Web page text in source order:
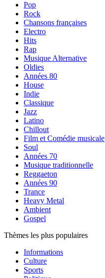
Pop
Rock
Chansons françaises
Electro
Hits
Rap
Musique Alternative
Oldies
Années 80
House
Indie
Classique
Jazz
Latino
Chillout
Film et Comédie musicale
Soul
Années 70
Musique traditionnelle
Reggaeton
Années 90
Trance
Heavy Metal
Ambient
Gospel
Thèmes les plus populaires
Informations
Culture
Sports